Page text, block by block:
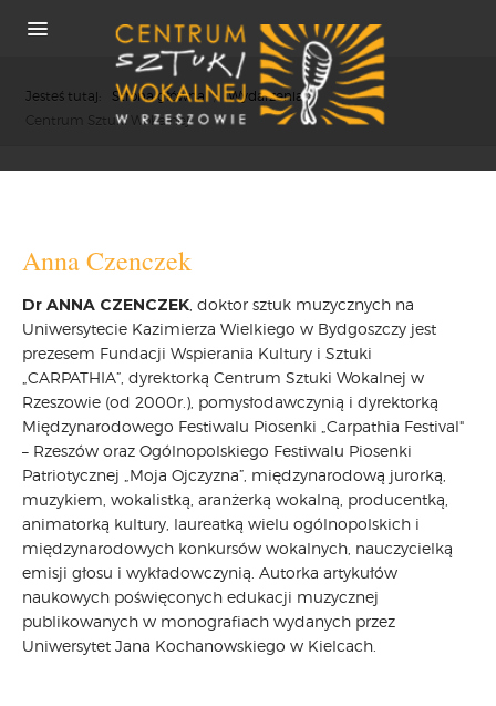
KONCERTY
WSPÓŁPRACA
PRASA
POLITYKA COOKIES
RODO
FESTIWALE
CARPATHIA FESTIVAL
FESTIWAL PATRIOTYCZNY
WYDARZENIA
PŁYTY CD
MULTIMEDIA
Jesteś tutaj: Strona główna / Wydarzenia /
Centrum Sztuki Wokalnej
Anna Czenczek
Dr ANNA CZENCZEK , doktor sztuk muzycznych na
Uniwersytecie Kazimierza Wielkiego w Bydgoszczy jest
prezesem Fundacji Wspierania Kultury i Sztuki
„CARPATHIA”, dyrektorką Centrum Sztuki Wokalnej w
Rzeszowie (od 2000r.), pomysłodawczynią i dyrektorką
Międzynarodowego Festiwalu Piosenki „Carpathia Festival"
– Rzeszów oraz Ogólnopolskiego Festiwalu Piosenki
Patriotycznej „Moja Ojczyzna”, międzynarodową jurorką,
muzykiem, wokalistką, aranżerką wokalną, producentką,
animatorką kultury, laureatką wielu ogólnopolskich i
międzynarodowych konkursów wokalnych, nauczycielką
emisji głosu i wykładowczynią. Autorka artykułów
naukowych poświęconych edukacji muzycznej
publikowanych w monografiach wydanych przez
Uniwersytet Jana Kochanowskiego w Kielcach.